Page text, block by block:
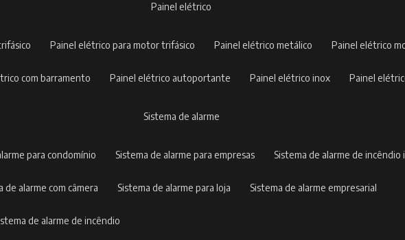
painel elétrico
painel elétrico para motor trifásico painel elétrico metálico painel elétrico
com barramento painel elétrico autoportante painel elétrico inox painel
sistema de alarme
para condomínio sistema de alarme para empresas sistema de alarme de
de alarme com câmera sistema de alarme para loja sistema de alarme empresarial
de alarme de incêndio